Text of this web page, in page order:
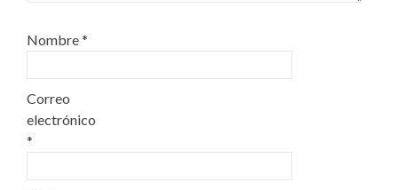
Nombre*
Correo
electrónico
*